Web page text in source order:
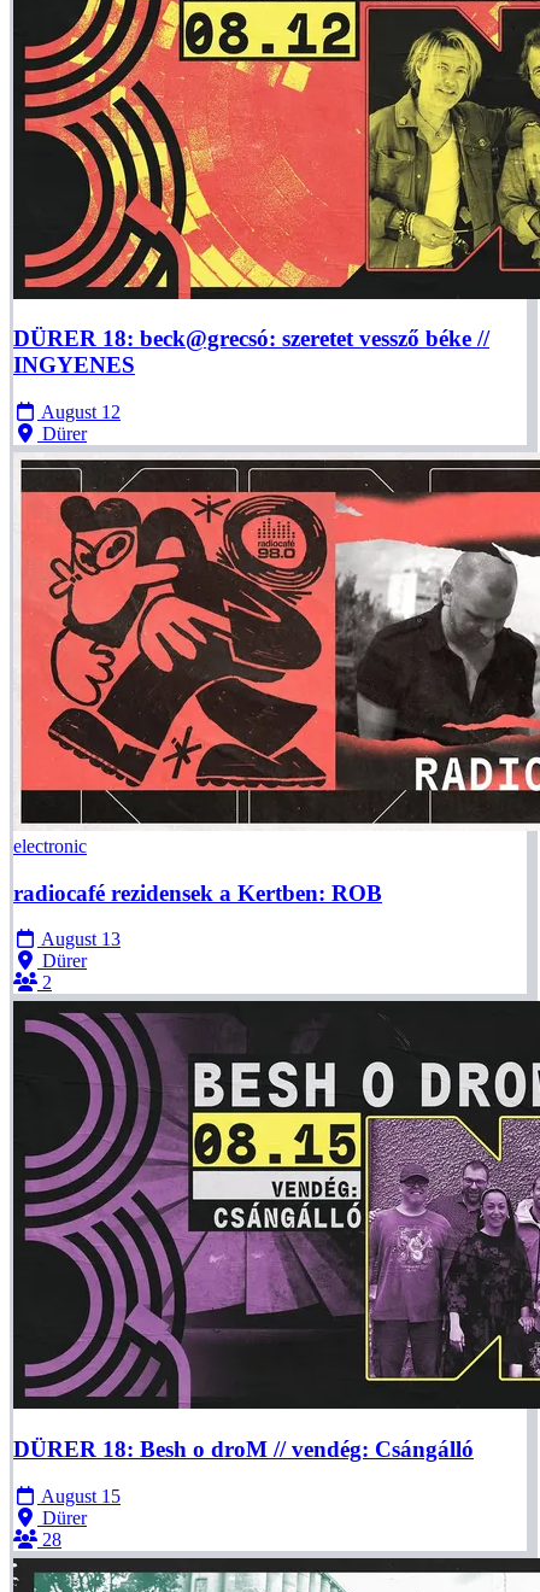
DÜRER 18: beck@grecsó: szeretet vessző béke //
INGYENES
August 12
Dürer
electronic
radiocafé rezidensek a Kertben: ROB
August 13
Dürer
2
DÜRER 18: Besh o droM // vendég: Csángálló
August 15
Dürer
28